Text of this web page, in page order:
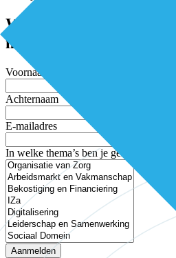
Word elke twee weken
mis niets
Voornaam
Achternaam
E-mailadres
In welke thema’s ben je geïnteresseerd?